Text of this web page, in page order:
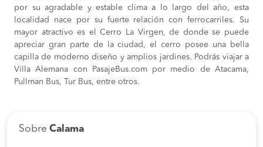
por su agradable y estable clima a lo largo del año, esta
localidad nace por su fuerte relación con ferrocarriles. Su
mayor atractivo es el Cerro La Virgen, de donde se puede
apreciar gran parte de la ciudad, el cerro posee una bella
capilla de moderno diseño y amplios jardines. Podrás viajar a
Villa Alemana con PasajeBus.com por medio de Atacama,
Pullman Bus, Tur Bus, entre otros.
Sobre Calama